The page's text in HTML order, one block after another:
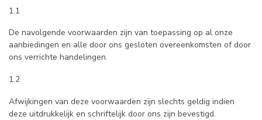
1.1
De navolgende voorwaarden zijn van toepassing op al onze
aanbiedingen en alle door ons gesloten overeenkomsten of door
ons verrichte handelingen.
1.2
Afwijkingen van deze voorwaarden zijn slechts geldig indien
deze uitdrukkelijk en schriftelijk door ons zijn bevestigd.